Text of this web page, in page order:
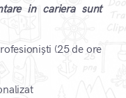
in cariera sunt
(25 de ore